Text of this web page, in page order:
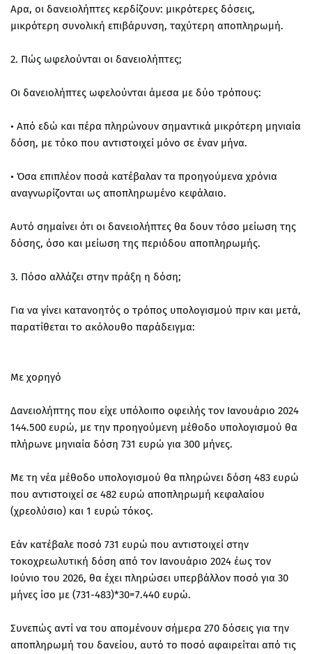
Αρα, οι δανειολήπτες κερδίζουν: μικρότερες δόσεις,
μικρότερη συνολική επιβάρυνση, ταχύτερη αποπληρωμή.
2. Πώς ωφελούνται οι δανειολήπτες;
Οι δανειολήπτες ωφελούνται άμεσα με δύο τρόπους:
• Από εδώ και πέρα πληρώνουν σημαντικά μικρότερη μηνιαία
δόση, με τόκο που αντιστοιχεί μόνο σε έναν μήνα.
• Όσα επιπλέον ποσά κατέβαλαν τα προηγούμενα χρόνια
αναγνωρίζονται ως αποπληρωμένο κεφάλαιο.
Αυτό σημαίνει ότι οι δανειολήπτες θα δουν τόσο μείωση της
δόσης, όσο και μείωση της περιόδου αποπληρωμής.
3. Πόσο αλλάζει στην πράξη η δόση;
Για να γίνει κατανοητός ο τρόπος υπολογισμού πριν και μετά,
παρατίθεται το ακόλουθο παράδειγμα:
Με χορηγό
Δανειολήπτης που είχε υπόλοιπο οφειλής τον Ιανουάριο 2024
144.500 ευρώ, με την προηγούμενη μέθοδο υπολογισμού θα
πλήρωνε μηνιαία δόση 731 ευρώ για 300 μήνες.
Με τη νέα μέθοδο υπολογισμού θα πληρώνει δόση 483 ευρώ
που αντιστοιχεί σε 482 ευρώ αποπληρωμή κεφαλαίου
(χρεολύσιο) και 1 ευρώ τόκος.
Εάν κατέβαλε ποσό 731 ευρώ που αντιστοιχεί στην
τοκοχρεωλυτική δόση από τον Ιανουάριο 2024 έως τον
Ιούνιο του 2026, θα έχει πληρώσει υπερβάλλον ποσό για 30
μήνες ίσο με (731-483)*30=7.440 ευρώ.
Συνεπώς αντί να του απομένουν σήμερα 270 δόσεις για την
αποπληρωμή του δανείου, αυτό το ποσό αφαιρείται από τις